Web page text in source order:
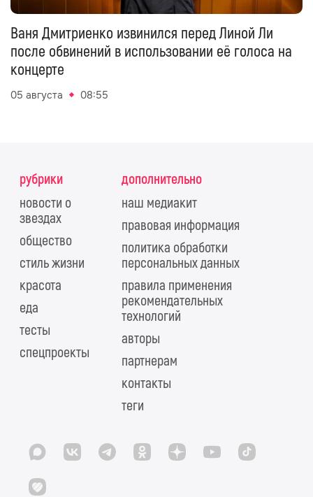
Ваня Дмитриенко извинился перед Линой Ли
после обвинений в использовании её голоса на
концерте
05 августа 08:55
рубрики
новости о
звездах
общество
стиль жизни
красота
еда
тесты
спецпроекты
дополнительно
наш медиакит
правовая информация
политика обработки
персональных данных
правила применения
рекомендательных
технологий
авторы
партнерам
контакты
теги